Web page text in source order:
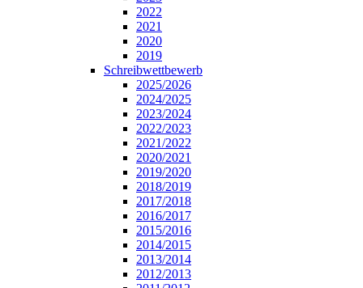
2022
2021
2020
2019
Schreibwettbewerb
2025/2026
2024/2025
2023/2024
2022/2023
2021/2022
2020/2021
2019/2020
2018/2019
2017/2018
2016/2017
2015/2016
2014/2015
2013/2014
2012/2013